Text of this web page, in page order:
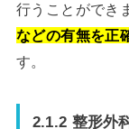
行うことができ
などの有無を正
す。
2.1.2 整形外